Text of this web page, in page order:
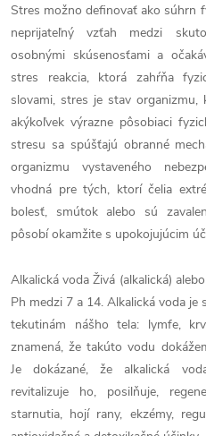
Stres možno definovať ako súhrn
neprijateľný vzťah medzi
osobnými skúsenosťami a
stres reakcia, ktorá zahŕňa
slovami, stres je stav
akýkoľvek výrazne pôsobiaci
stresu sa spúšťajú obranné
organizmu vystaveného
vhodná pre tých, ktorí čelia
bolesť, smútok alebo sú
pôsobí okamžite s upokojujúcim
Alkalická voda Živá (alkalická)
Ph medzi 7 a 14. Alkalická voda
tekutinám nášho tela: lymfe,
znamená, že takúto vodu
Je dokázané, že alkalická
revitalizuje ho, posilňuje,
starnutia, hojí rany, ekzémy,